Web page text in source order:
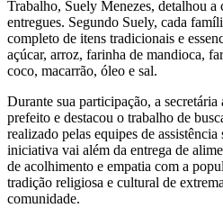
Trabalho, Suely Menezes, detalhou a
entregues. Segundo Suely, cada
completo de itens tradicionais e
açúcar, arroz, farinha de mandioca,
coco, macarrão, óleo e sal.
Durante sua participação, a
prefeito e destacou o trabalho de
realizado pelas equipes de
iniciativa vai além da entrega de
de acolhimento e empatia com a
tradição religiosa e cultural de
comunidade.